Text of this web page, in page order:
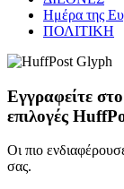
Ημέρα της
ΠΟΛΙΤΙΚΗ
Εγγραφείτε
επιλογές
Οι πιο
σας.